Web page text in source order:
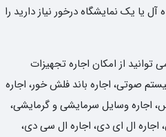
یا یک نمایشگاه درخور نیاز دارید را
از امکان اجاره تجهیزات
صوتی، اجاره باند فلش خور، اجاره
اجاره وسایل سرمایشی و گرمایشی،
اجاره ال ای دی، اجاره ال سی دی،